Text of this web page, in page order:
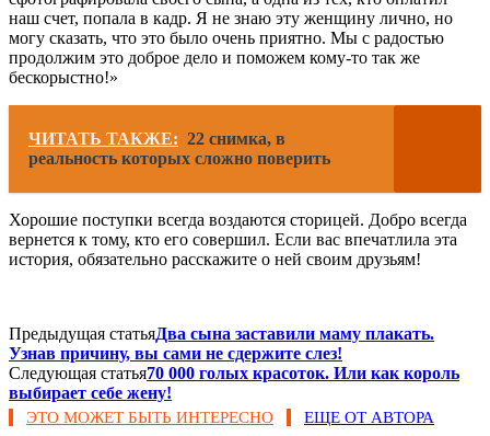
наш счет, попала в кадр. Я не знаю эту женщину лично, но
могу сказать, что это было очень приятно. Мы с радостью
продолжим это доброе дело и поможем кому-то так же
бескорыстно!»
ЧИТАТЬ ТАКЖЕ: 22 снимка, в
реальность которых сложно поверить
Хорошие поступки всегда воздаются сторицей. Добро всегда
вернется к тому, кто его совершил. Если вас впечатлила эта
история, обязательно расскажите о ней своим друзьям!
Предыдущая статьяДва сына заставили маму плакать.
Узнав причину, вы сами не сдержите слез!
Следующая статья70 000 голых красоток. Или как король
выбирает себе жену!
ЭТО МОЖЕТ БЫТЬ ИНТЕРЕСНО ЕЩЕ ОТ АВТОРА